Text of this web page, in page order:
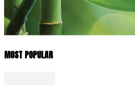
MOST POPULAR